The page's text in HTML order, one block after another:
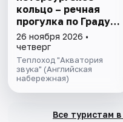
кольцо – речная
прогулка пo Граду
на Неве с
авторской
экскурсией и живой
музыкой в тёплом
салоне теплохода
26 ноября 2026 •
четверг
Теплоход "Акватория
звука" (Английская
набережная)
Все туристам